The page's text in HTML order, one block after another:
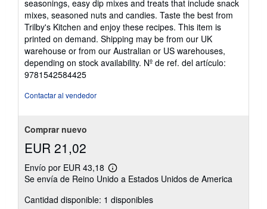
seasonings, easy dip mixes and treats that include snack
mixes, seasoned nuts and candies. Taste the best from
Trilby's Kitchen and enjoy these recipes. This item is
printed on demand. Shipping may be from our UK
warehouse or from our Australian or US warehouses,
depending on stock availability. Nº de ref. del artículo:
9781542584425
Contactar al vendedor
Comprar nuevo
EUR 21,02
Envío por EUR 43,18
Más
información
las
Se envía de Reino Unido a Estados Unidos de America
Cantidad disponible: 1 disponibles